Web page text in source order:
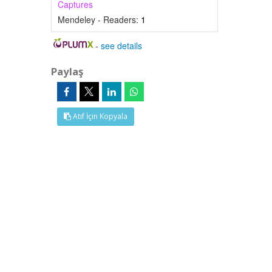
Captures
Mendeley - Readers: 1
-see details
Paylaş
Atıf İçin Kopyala